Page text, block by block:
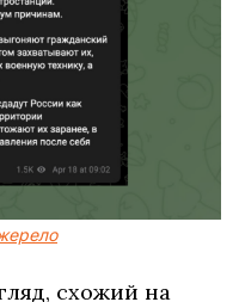
схожий на